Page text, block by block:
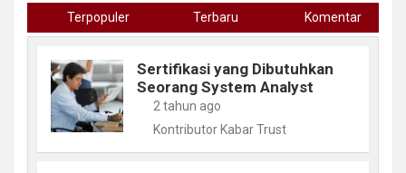
Terpopuler Terbaru Komentar
Sertifikasi yang Dibutuhkan
Seorang System Analyst
2 tahun ago
Kontributor Kabar Trust